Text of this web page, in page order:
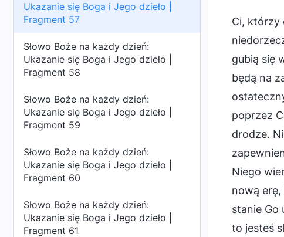
Ukazanie się Boga i Jego dzieło |
Fragment 57
Słowo Boże na każdy dzień:
Ukazanie się Boga i Jego dzieło |
Fragment 58
Słowo Boże na każdy dzień:
Ukazanie się Boga i Jego dzieło |
Fragment 59
Słowo Boże na każdy dzień:
Ukazanie się Boga i Jego dzieło |
Fragment 60
Słowo Boże na każdy dzień:
Ukazanie się Boga i Jego dzieło |
Fragment 61
Ci, którzy
gubią się
będą na
poprzez
drodze.
Niego
nową
stanie Go
to jesteś